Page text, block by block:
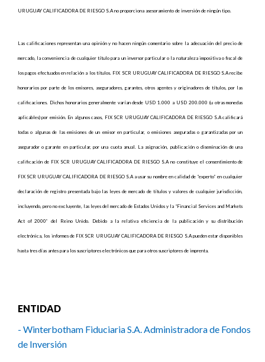
URUGUAY CALIFICADORA DE RIESGO S.A no proporciona asesoramiento de inversión de ningún tipo.
Las calificaciones representan una opinión y no hacen ningún comentario sobre la adecuación del precio de
mercado, la conveniencia de cualquier título para un inversor particular o la naturaleza impositiva o fiscal de
los pagos efectuados en relación a los títulos. FIX SCR URUGUAY CALIFICADORA DE RIESGO S.A recibe
honorarios por parte de los emisores, aseguradores, garantes, otros agentes y originadores de títulos, por las
calificaciones. Dichos honorarios generalmente varían desde USD 1.000 a USD 200.000 (u otras monedas
aplicables) por emisión. En algunos casos, FIX SCR URUGUAY CALIFICADORA DE RIESGO S.A calificará
todas o algunas de las emisiones de un emisor en particular, o emisiones aseguradas o garantizadas por un
asegurador o garante en particular, por una cuota anual. La asignación, publicación o diseminación de una
calificación de FIX SCR URUGUAY CALIFICADORA DE RIESGO S.A no constituye el consentimiento de
FIX SCR URUGUAY CALIFICADORA DE RIESGO S.A a usar su nombre en calidad de “experto” en cualquier
declaración de registro presentada bajo las leyes de mercado de títulos y valores de cualquier jurisdicción,
incluyendo, pero no excluyente, las leyes del mercado de Estados Unidos y la “Financial Services and Markets
Act of 2000” del Reino Unido. Debido a la relativa eficiencia de la publicación y su distribución
electrónica, los informes de FIX SCR URUGUAY CALIFICADORA DE RIESGO S.A pueden estar disponibles
hasta tres días antes para los suscriptores electrónicos que para otros suscriptores de imprenta.
ENTIDAD
- Winterbotham Fiduciaria S.A. Administradora de Fondos
de Inversión